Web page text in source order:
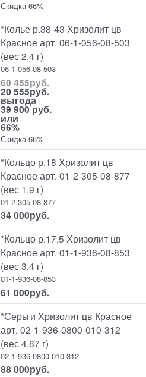
Скидка 66%
*Колье р.38-43 Хризолит цв
Красное арт. 06-1-056-08-503
(вес 2,4 г)
06-1-056-08-503
60 455руб.
20 555руб.
выгода
39 900 руб.
или
66%
Скидка 66%
*Кольцо р.18 Хризолит цв
Красное арт. 01-2-305-08-877
(вес 1,9 г)
01-2-305-08-877
34 000руб.
*Кольцо р.17,5 Хризолит цв
Красное арт. 01-1-936-08-853
(вес 3,4 г)
01-1-936-08-853
61 000руб.
*Серьги Хризолит цв Красное
арт. 02-1-936-0800-010-312
(вес 4,87 г)
02-1-936-0800-010-312
88 000руб.